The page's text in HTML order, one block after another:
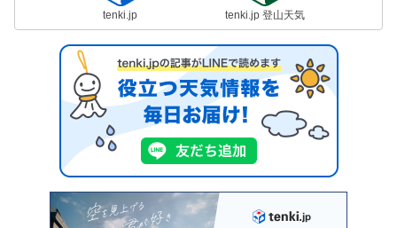
tenki.jp tenki.jp 登山天気